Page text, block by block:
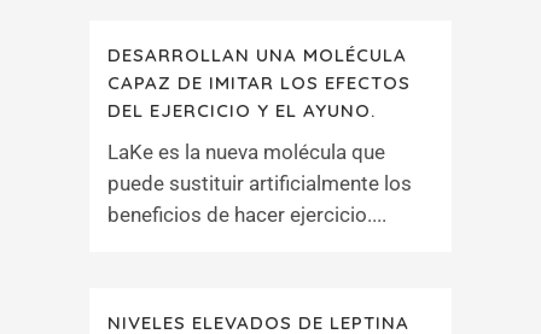
DESARROLLAN UNA MOLÉCULA
CAPAZ DE IMITAR LOS EFECTOS
DEL EJERCICIO Y EL AYUNO.
LaKe es la nueva molécula que
puede sustituir artificialmente los
beneficios de hacer ejercicio....
NIVELES ELEVADOS DE LEPTINA